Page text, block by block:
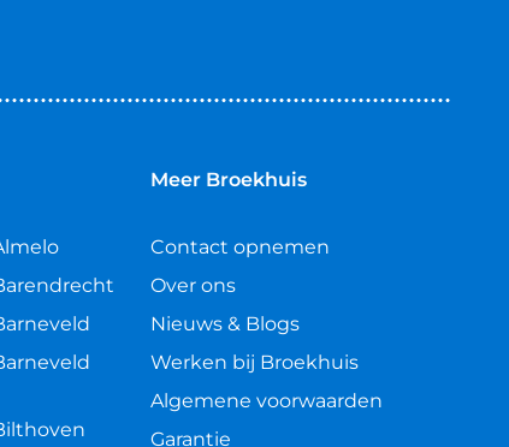
Meer Broekhuis
Contact opnemen
Over ons
Nieuws & Blogs
Werken bij Broekhuis
Algemene voorwaarden
Garantie